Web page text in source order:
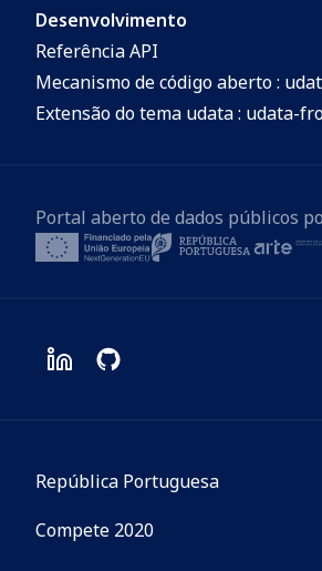
Desenvolvimento
Referência API
Mecanismo de código aberto :
Extensão do tema udata : udata-
Portal aberto de dados públicos
República Portuguesa
Compete 2020